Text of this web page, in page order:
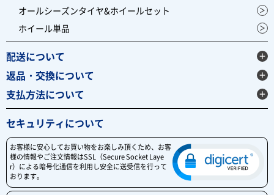
オールシーズンタイヤ&ホイールセット
ホイール単品
配送について
返品・交換について
支払方法について
セキュリティについて
お客様に安心してお買い物をお楽しみ頂くため、お客
様の情報やご注文情報はSSL（Secure Socket Laye
r）による暗号化通信を利用し安全に送受信を行って
おります。